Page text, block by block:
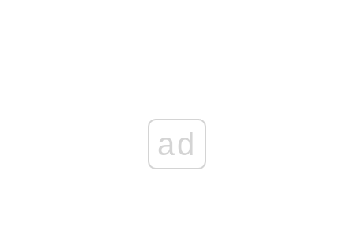
ad